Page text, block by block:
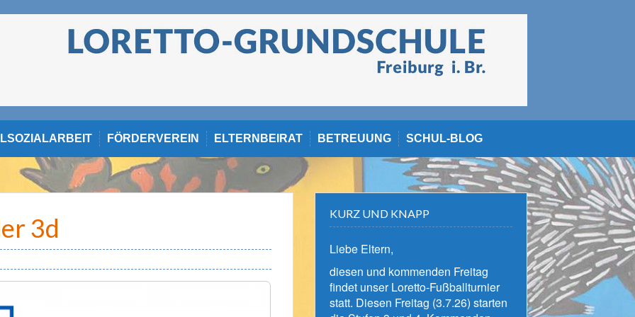
FÖRDERVEREIN ELTERNBEIRAT BETREUUNG SCHUL-BLOG
3d KURZ UND KNAPP
Liebe Eltern,
diesen und kommenden Freitag
findet unser Loretto-Fußballturnier
statt. Diesen Freitag (3.7.26) starten